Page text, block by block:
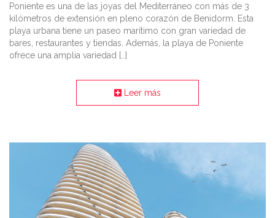
Poniente es una de las joyas del Mediterráneo con más de 3
kilómetros de extensión en pleno corazón de Benidorm. Esta
playa urbana tiene un paseo marítimo con gran variedad de
bares, restaurantes y tiendas. Además, la playa de Poniente
ofrece una amplia variedad […]
Leer más